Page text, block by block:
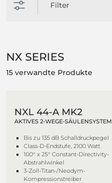
Filter
NX SERIES
15 verwandte Produkte
NXL 44-A MK2
AKTIVES 2-WEGE-SÄULENSYSTEM
Bis zu 135 dB Schalldruckpegel
Class-D-Endstufe, 2100 Watt
100° x 25° Constant-Directivity-
Abstrahlwinkel
3-Zoll-Titan-/Neodym-
Kompressionstreiber